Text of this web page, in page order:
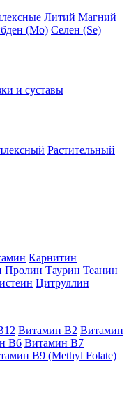
Литий Магний
(Мо) Селен (Se)
и суставы
Растительный
Карнитин
Пролин Таурин Теанин
Цитруллин
Витамин B2 Витамин
B6 Витамин B7
B9 (Methyl Folate)